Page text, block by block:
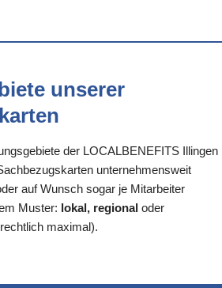
unserer
der LOCALBENEFITS Illingen
unternehmensweit
auf Wunsch sogar je Mitarbeiter
Muster: lokal, regional oder
maximal).